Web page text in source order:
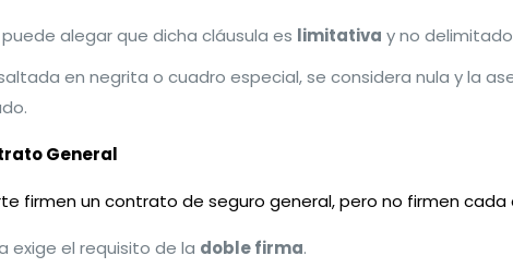
alegar que dicha cláusula es limitativa y no
en negrita o cuadro especial, se considera nula y la
General
firmen un contrato de seguro general, pero no firmen
exige el requisito de la doble firma.